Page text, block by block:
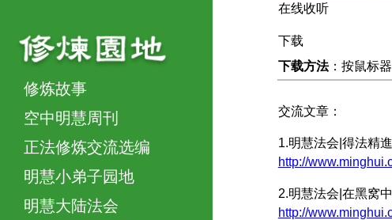
修炼故事
空中明慧周刊
正法修炼交流选编
明慧小弟子园地
明慧大陆法会
在线收听
下载
下载方法：按鼠标
交流文章：
1.明慧法会|得法精
http://
2.明慧法会|在黑窝
http://